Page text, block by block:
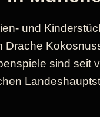
und
sind seit